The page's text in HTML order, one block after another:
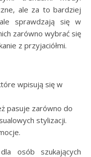
ale za to bardziej
sprawdzają się w
zarówno wybrać się
z przyjaciółmi.
wpisują się w
pasuje zarówno do
stylizacji.
osób szukających